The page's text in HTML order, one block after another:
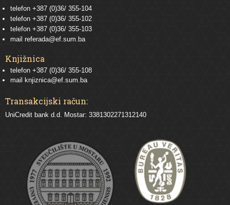
telefon +387 (0)36/ 355-104
telefon +387 (0)36/ 355-102
telefon +387 (0)36/ 355-103
mail referada@ef.sum.ba
Knjižnica
telefon +387 (0)36/ 355-108
mail
knjiznica@ef.sum.ba
Transakcijski račun:
UniCredit bank d.d. Mostar: 3381302271312140